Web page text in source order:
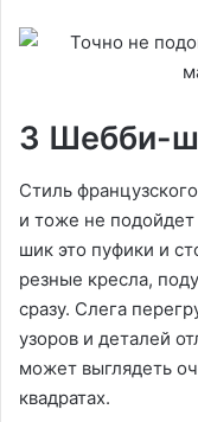
3 Шебби-
Стиль
и тоже не
шик это пуфики и
резные кресла,
сразу. Слега
узоров и деталей
может выглядеть
квадратах.